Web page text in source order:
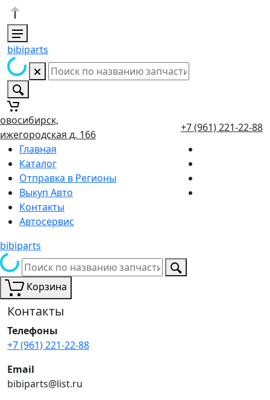
bibiparts
д. 166
+7 (961) 221-22-88
Главная
Каталог
Отправка в Регионы
Выкуп Авто
Контакты
Автосервис
bibiparts
Корзина
Контакты
Телефоны
+7 (961) 221-22-88
Email
bibiparts@list.ru